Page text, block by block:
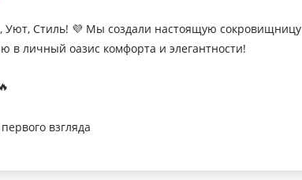
Стиль! 💜 Мы создали настоящую сокровищницу
в личный оазис комфорта и элегантности!
взгляда